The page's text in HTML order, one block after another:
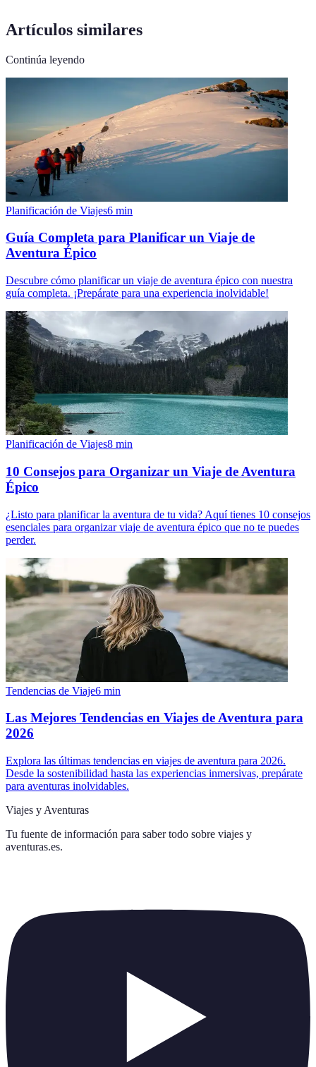
Artículos similares
Continúa leyendo
Planificación de Viajes6 min
Guía Completa para Planificar un Viaje de
Aventura Épico
Descubre cómo planificar un viaje de aventura épico con nuestra
guía completa. ¡Prepárate para una experiencia inolvidable!
Planificación de Viajes8 min
10 Consejos para Organizar un Viaje de Aventura
Épico
¿Listo para planificar la aventura de tu vida? Aquí tienes 10 consejos
esenciales para organizar viaje de aventura épico que no te puedes
perder.
Tendencias de Viaje6 min
Las Mejores Tendencias en Viajes de Aventura para
2026
Explora las últimas tendencias en viajes de aventura para 2026.
Desde la sostenibilidad hasta las experiencias inmersivas, prepárate
para aventuras inolvidables.
Viajes y Aventuras
Tu fuente de información para saber todo sobre viajes y
aventuras.es.